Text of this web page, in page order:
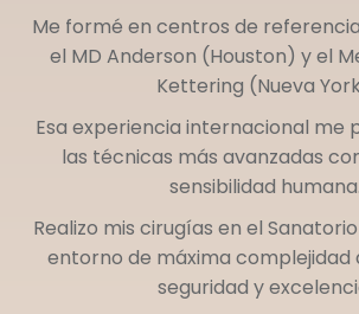
Me formé en centros de
el MD Anderson (Houston) y el
Kettering (Nueva
Esa experiencia internacional me
las técnicas más avanzadas
sensibilidad humana.
Realizo mis cirugías en el
entorno de máxima complejidad
seguridad y